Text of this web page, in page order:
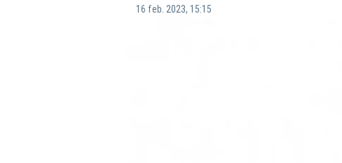
16 feb. 2023, 15:15